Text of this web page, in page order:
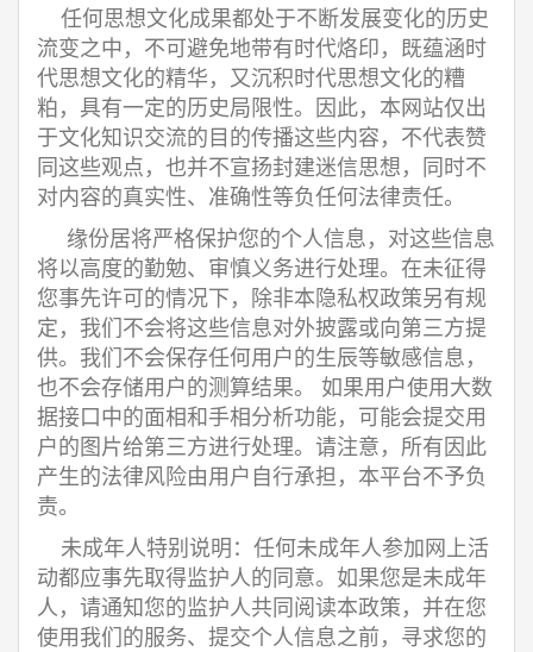
任何思想文化成果都处于不断发展变化的历史
流变之中，不可避免地带有时代烙印，既蕴涵时
代思想文化的精华，又沉积时代思想文化的糟
粕，具有一定的历史局限性。因此，本网站仅出
于文化知识交流的目的传播这些内容，不代表赞
同这些观点，也并不宣扬封建迷信思想，同时不
对内容的真实性、准确性等负任何法律责任。
缘份居将严格保护您的个人信息，对这些信息
将以高度的勤勉、审慎义务进行处理。在未征得
您事先许可的情况下，除非本隐私权政策另有规
定，我们不会将这些信息对外披露或向第三方提
供。我们不会保存任何用户的生辰等敏感信息，
也不会存储用户的测算结果。 如果用户使用大数
据接口中的面相和手相分析功能，可能会提交用
户的图片给第三方进行处理。请注意，所有因此
产生的法律风险由用户自行承担，本平台不予负
责。
未成年人特别说明：任何未成年人参加网上活
动都应事先取得监护人的同意。如果您是未成年
人，请通知您的监护人共同阅读本政策，并在您
使用我们的服务、提交个人信息之前，寻求您的